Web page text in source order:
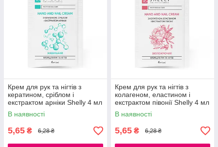
Крем для рук та нігтів з
кератином, сріблом і
екстрактом арніки Shelly 4 мл
В наявності
5,65 ₴ 6,28 ₴
Крем для рук та нігтів з
колагеном, еластином і
екстрактом півонії Shelly 4 мл
В наявності
5,65 ₴ 6,28 ₴